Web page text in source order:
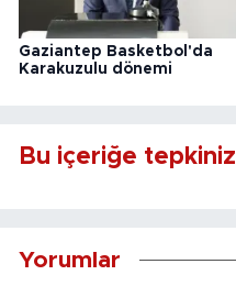
Gaziantep Basketbol'da
Karakuzulu dönemi
Bu içeriğe tepkiniz
Yorumlar